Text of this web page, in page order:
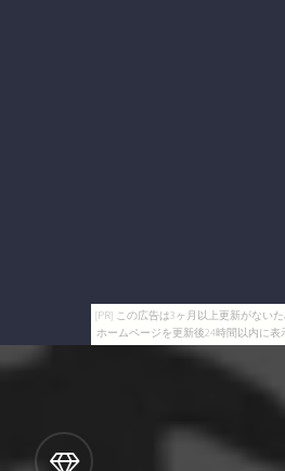
[PR] この広告は3ヶ月以上更新がないた
ホームページを更新後24時間以内に表